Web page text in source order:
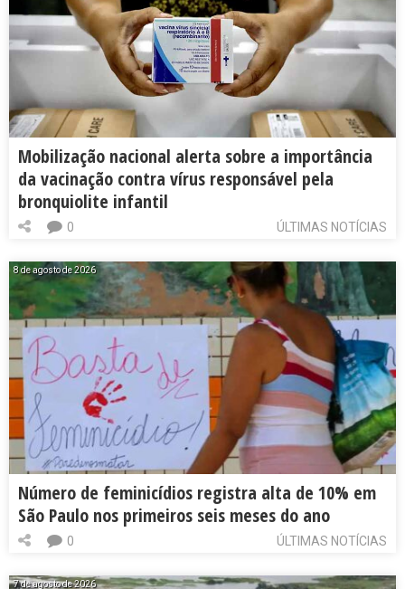
Mobilização nacional alerta sobre a importância
da vacinação contra vírus responsável pela
bronquiolite infantil
ÚLTIMAS NOTÍCIAS
0
8 de agosto de 2026
Número de feminicídios registra alta de 10% em
São Paulo nos primeiros seis meses do ano
ÚLTIMAS NOTÍCIAS
0
7 de agosto de 2026